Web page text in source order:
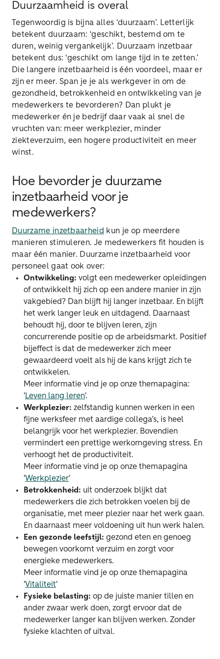
Duurzaamheid is overal
Tegenwoordig is bijna alles ‘duurzaam’. Letterlijk
betekent duurzaam: ‘geschikt, bestemd om te
duren, weinig vergankelijk’. Duurzaam inzetbaar
betekent dus: ‘geschikt om lange tijd in te zetten.’
Die langere inzetbaarheid is één voordeel, maar er
zijn er meer. Span je je als werkgever in om de
gezondheid, betrokkenheid en ontwikkeling van je
medewerkers te bevorderen? Dan plukt je
medewerker én je bedrijf daar vaak al snel de
vruchten van: meer werkplezier, minder
ziekteverzuim, een hogere productiviteit en meer
winst.
Hoe bevorder je duurzame
inzetbaarheid voor je
medewerkers?
Duurzame inzetbaarheid kun je op meerdere
manieren stimuleren. Je medewerkers fit houden is
maar één manier. Duurzame inzetbaarheid voor
personeel gaat ook over:
Ontwikkeling: volgt een medewerker opleidingen
of ontwikkelt hij zich op een andere manier in zijn
vakgebied? Dan blijft hij langer inzetbaar. En blijft
het werk langer leuk en uitdagend. Daarnaast
behoudt hij, door te blijven leren, zijn
concurrerende positie op de arbeidsmarkt. Positief
bijeffect is dat de medewerker zich meer
gewaardeerd voelt als hij de kans krijgt zich te
ontwikkelen.
Meer informatie vind je op onze themapagina:
'Leven lang leren'.
Werkplezier: zelfstandig kunnen werken in een
fijne werksfeer met aardige collega’s, is heel
belangrijk voor het werkplezier. Bovendien
vermindert een prettige werkomgeving stress. En
verhoogt het de productiviteit.
Meer informatie vind je op onze themapagina
'Werkplezier'
Betrokkenheid: uit onderzoek blijkt dat
medewerkers die zich betrokken voelen bij de
organisatie, met meer plezier naar het werk gaan.
En daarnaast meer voldoening uit hun werk halen.
Een gezonde leefstijl: gezond eten en genoeg
bewegen voorkomt verzuim en zorgt voor
energieke medewerkers.
Meer informatie vind je op onze themapagina
'Vitaliteit'
Fysieke belasting: op de juiste manier tillen en
ander zwaar werk doen, zorgt ervoor dat de
medewerker langer kan blijven werken. Zonder
fysieke klachten of uitval.